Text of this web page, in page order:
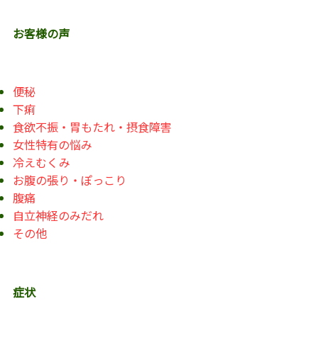
お客様の声
便秘
下痢
食欲不振・胃もたれ・摂食障害
女性特有の悩み
冷えむくみ
お腹の張り・ぽっこり
腹痛
自立神経のみだれ
その他
症状